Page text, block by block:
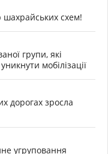
шахрайських схем!
групи, які
мобілізації
дорогах зросла
угруповання